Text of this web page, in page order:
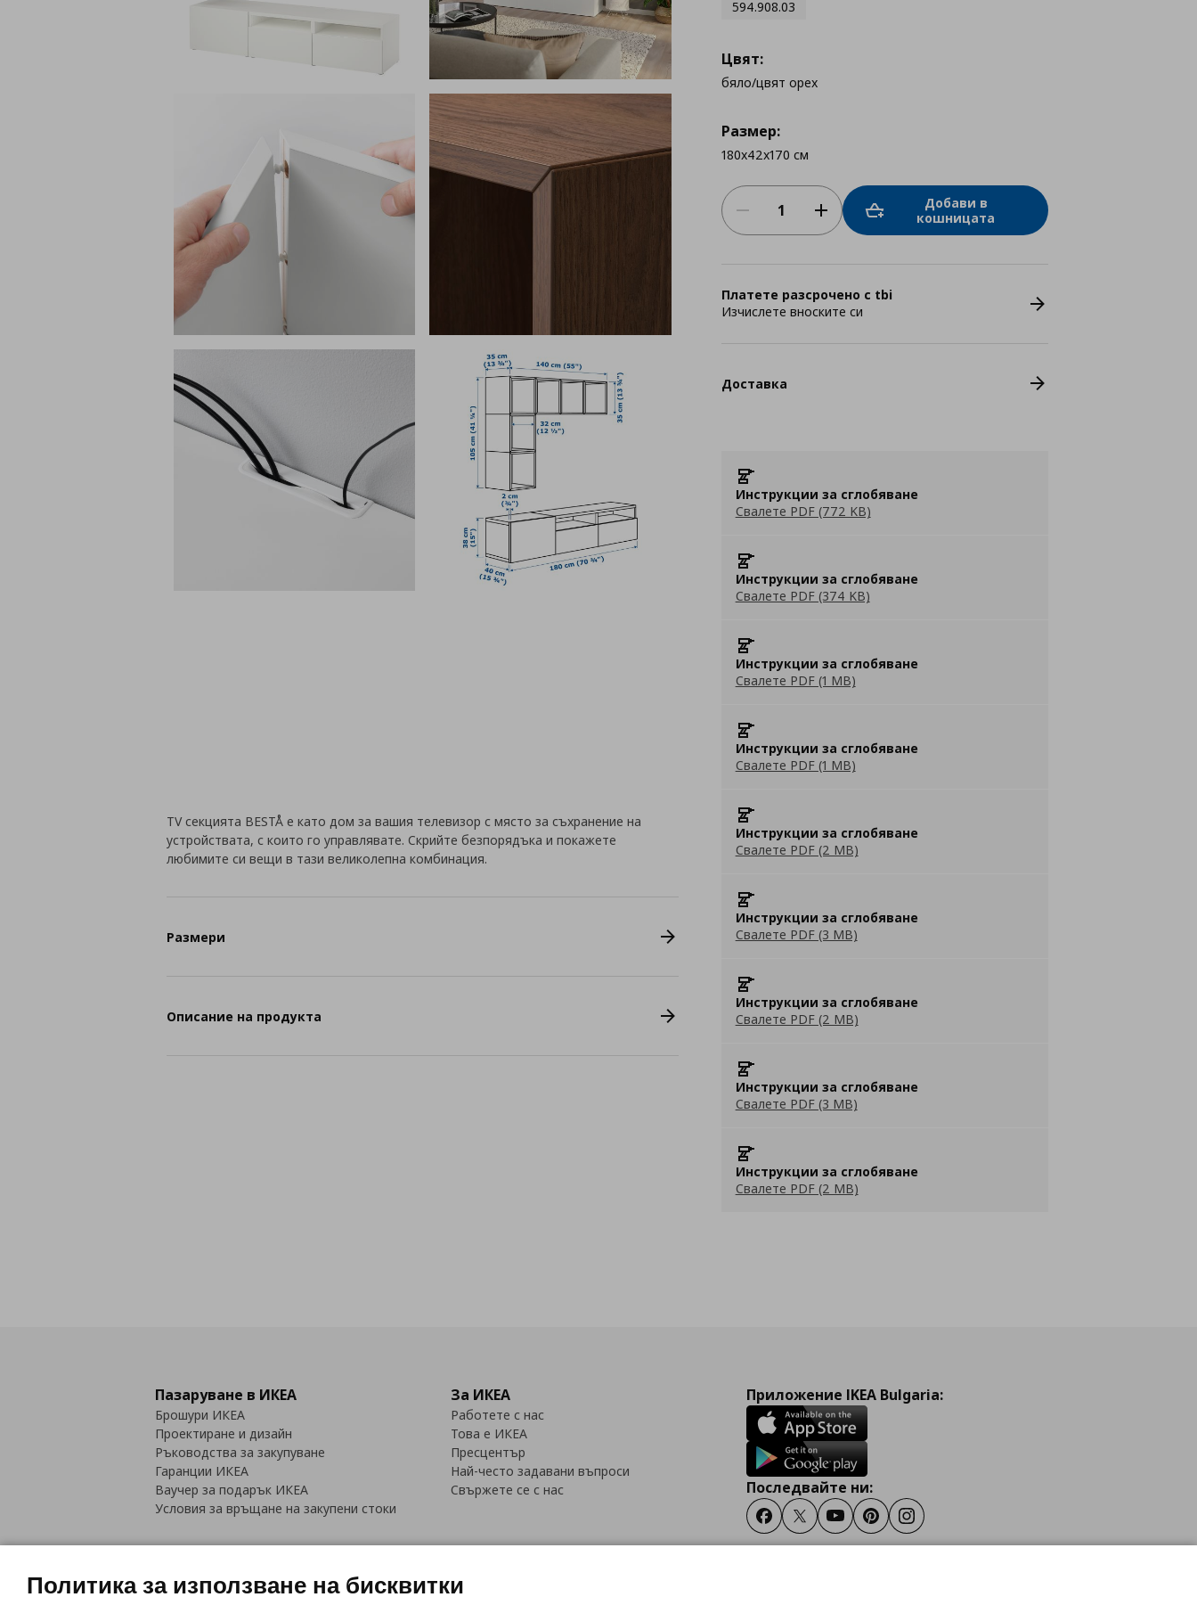
594.908.03
Цвят:
бяло/цвят орех
Размер:
180x42x170 см
Добави в
кошницата
Платете разсрочено с tbi
Изчислете вноските си
Доставка
Инструкции за сглобяване
Свалете PDF (772 KB)
Инструкции за сглобяване
Свалете PDF (374 KB)
Инструкции за сглобяване
Свалете PDF (1 MB)
Инструкции за сглобяване
Свалете PDF (1 MB)
Инструкции за сглобяване
Свалете PDF (2 MB)
Инструкции за сглобяване
Свалете PDF (3 MB)
Инструкции за сглобяване
Свалете PDF (2 MB)
Инструкции за сглобяване
Свалете PDF (3 MB)
Инструкции за сглобяване
Свалете PDF (2 MB)
TV секцията BESTÅ е като дом за вашия телевизор с място за съхранение на
устройствата, с които го управлявате. Скрийте безпорядъка и покажете
любимите си вещи в тази великолепна комбинация.
Размери
Описание на продукта
Пазаруване в ИКЕА
Брошури ИКЕА
Проектиране и дизайн
Ръководства за закупуване
Гаранции ИКЕА
Ваучер за подарък ИКЕА
Условия за връщане на закупени стоки
За ИКЕА
Работете с нас
Това е ИКЕА
Пресцентър
Най-често задавани въпроси
Свържете се с нас
Приложение IKEA Bulgaria:
Последвайте ни:
FacebookTwitterYoutubePinterestInstagram
Политика за използване на бисквитки